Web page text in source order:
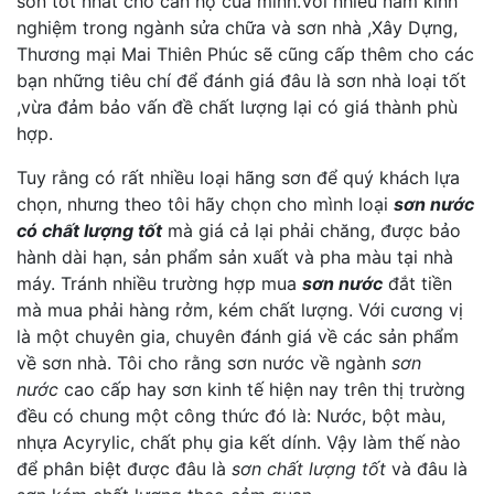
nghiệm trong ngành sửa chữa và sơn nhà ,Xây Dựng,
Thương mại Mai Thiên Phúc sẽ cũng cấp thêm cho các
bạn những tiêu chí để đánh giá đâu là sơn nhà loại tốt
,vừa đảm bảo vấn đề chất lượng lại có giá thành phù
hợp.
Tuy rằng có rất nhiều loại hãng sơn để quý khách lựa
chọn, nhưng theo tôi hãy chọn cho mình loại sơn nước
có chất lượng tốtmà giá cả lại phải chăng, được bảo
hành dài hạn, sản phẩm sản xuất và pha màu tại nhà
máy. Tránh nhiều trường hợp mua sơn nước đắt tiền
mà mua phải hàng rởm, kém chất lượng. Với cương vị
là một chuyên gia, chuyên đánh giá về các sản phẩm
về sơn nhà. Tôi cho rằng sơn nước về ngành sơn
nước cao cấp hay sơn kinh tế hiện nay trên thị trường
đều có chung một công thức đó là: Nước, bột màu,
nhựa Acyrylic, chất phụ gia kết dính. Vậy làm thế nào
để phân biệt được đâu là sơn chất lượng tốt và đâu là